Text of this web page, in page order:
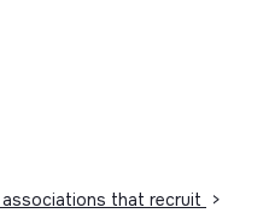
that recruit
>